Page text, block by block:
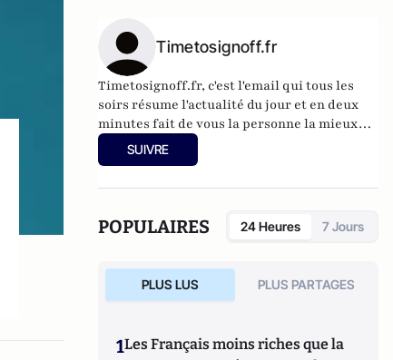
Timetosignoff.fr
Timetosignoff.fr, c'est l'email qui tous les
soirs résume l'actualité du jour et en deux
minutes fait de vous la personne la mieux
informée de votre entourage.
SUIVRE
POPULAIRES 24 Heures 7 Jours
PLUS LUS PLUS PARTAGES
1Les Français moins riches que la